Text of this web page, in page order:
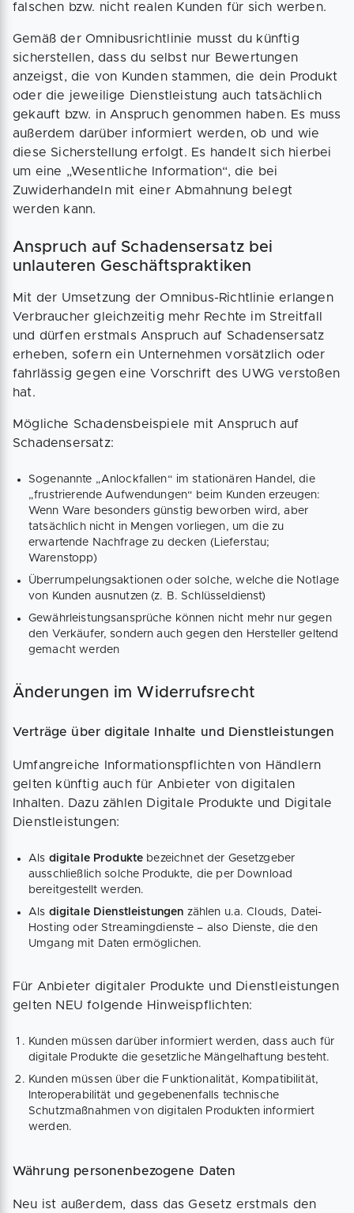
falschen bzw. nicht realen Kunden für sich werben.
Gemäß der Omnibusrichtlinie musst du künftig
sicherstellen, dass du selbst nur Bewertungen
anzeigst, die von Kunden stammen, die dein Produkt
oder die jeweilige Dienstleistung auch tatsächlich
gekauft bzw. in Anspruch genommen haben. Es muss
außerdem darüber informiert werden, ob und wie
diese Sicherstellung erfolgt. Es handelt sich hierbei
um eine „Wesentliche Information“, die bei
Zuwiderhandeln mit einer Abmahnung belegt
werden kann.
Anspruch auf Schadensersatz bei
unlauteren Geschäftspraktiken
Mit der Umsetzung der Omnibus-Richtlinie erlangen
Verbraucher gleichzeitig mehr Rechte im Streitfall
und dürfen erstmals Anspruch auf Schadensersatz
erheben, sofern ein Unternehmen vorsätzlich oder
fahrlässig gegen eine Vorschrift des UWG verstoßen
hat.
Mögliche Schadensbeispiele mit Anspruch auf
Schadensersatz:
Sogenannte „Anlockfallen“ im stationären Handel, die
„frustrierende Aufwendungen“ beim Kunden erzeugen:
Wenn Ware besonders günstig beworben wird, aber
tatsächlich nicht in Mengen vorliegen, um die zu
erwartende Nachfrage zu decken (Lieferstau;
Warenstopp)
Überrumpelungsaktionen oder solche, welche die Notlage
von Kunden ausnutzen (z. B. Schlüsseldienst)
Gewährleistungsansprüche können nicht mehr nur gegen
den Verkäufer, sondern auch gegen den Hersteller geltend
gemacht werden
Änderungen im Widerrufsrecht
Verträge über digitale Inhalte und Dienstleistungen
Umfangreiche Informationspflichten von Händlern
gelten künftig auch für Anbieter von digitalen
Inhalten. Dazu zählen Digitale Produkte und Digitale
Dienstleistungen:
Als digitale Produkte bezeichnet der Gesetzgeber
ausschließlich solche Produkte, die per Download
bereitgestellt werden.
Als digitale Dienstleistungen zählen u.a. Clouds, Datei-
Hosting oder Streamingdienste – also Dienste, die den
Umgang mit Daten ermöglichen.
Für Anbieter digitaler Produkte und Dienstleistungen
gelten NEU folgende Hinweispflichten:
Kunden müssen darüber informiert werden, dass auch für
digitale Produkte die gesetzliche Mängelhaftung besteht.
Kunden müssen über die Funktionalität, Kompatibilität,
Interoperabilität und gegebenenfalls technische
Schutzmaßnahmen von digitalen Produkten informiert
werden.
Währung personenbezogene Daten
Neu ist außerdem, dass das Gesetz erstmals den